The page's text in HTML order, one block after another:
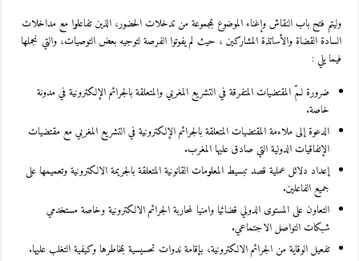
وليتم فتح باب النقاش وإغناء الموضوع بمجموعة من تدخلات الحضور، الذين تفاعلوا مع مداخلات
السادة القضاة والأساتذة المشاركين ، حيث لم يفوتوا الفرصة لتوجيه بعض التوصيات، والتي نجملها
فيما يلي :
ضرورة لـمّ المقتضيات المتفرقة في التشريع المغربي والمتعلقة بالجرائم الإلكترونية في مدونة
خاصة.
الدعوة إلى ملاءمة المقتضيات المتعلقة بالجرائم الإلكترونية في التشريع المغربي مع مقتضيات
الإتفاقيات الدولية التي صادق عليها المغرب.
إعداد دلائل عملية قصد تبسيط المعلومات القانونية المتعلقة بالجريمة الالكترونية وتعميمها على
جميع الفاعلين.
التعاون على المستوى الدولي قضائيا وامنيا لمحاربة الجرائم الالكترونية وخاصة مستخدمي
شبكات التواصل الاجتماعي.
تفعيل الوقاية من الجرائم الالكترونية، بإقامة ندوات تحسيسية بمخاطرها وكيفية التغلب عليها.